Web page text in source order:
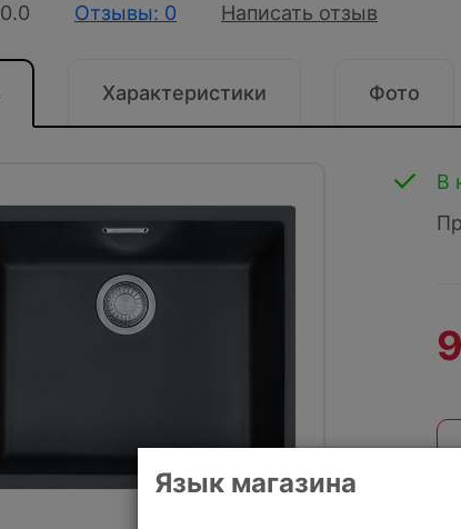
0.0 Отзывы: 0 Написать отзыв
Характеристики Фото
Язык магазина
В